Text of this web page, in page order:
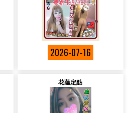
2026-07-16
花蓮定點